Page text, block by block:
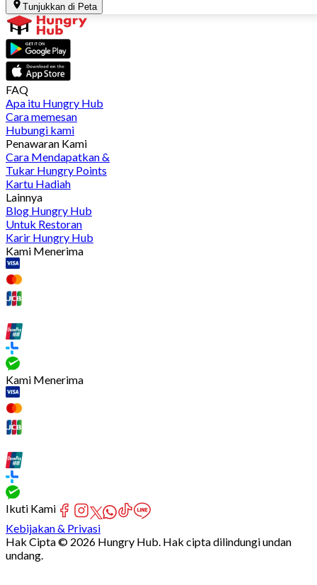
Tunjukkan di Peta
FAQ
Apa itu Hungry Hub
Cara memesan
Hubungi kami
Penawaran Kami
Cara Mendapatkan &
Tukar Hungry Points
Kartu Hadiah
Lainnya
Blog Hungry Hub
Untuk Restoran
Karir Hungry Hub
Kami Menerima
Kami Menerima
Ikuti Kami
Kebijakan & Privasi
Hak Cipta © 2026 Hungry Hub. Hak cipta dilindungi undan
undang.